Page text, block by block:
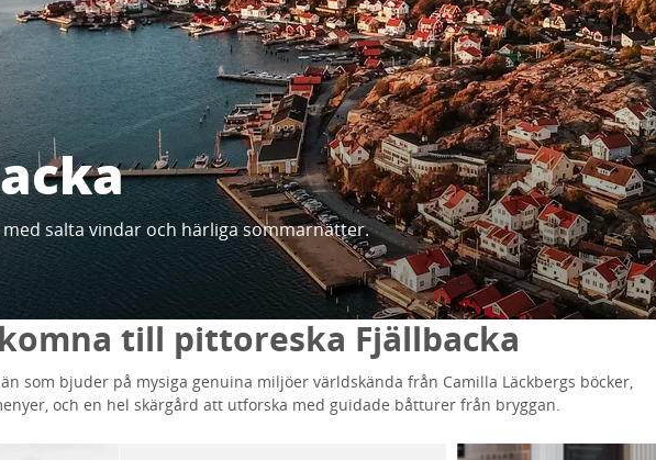
salta vindar och härliga sommarnätter.
till pittoreska Fjällbacka
som bjuder på mysiga genuina miljöer världskända från Camilla Läckbergs böcker,
och en hel skärgård att utforska med guidade båtturer från bryggan.